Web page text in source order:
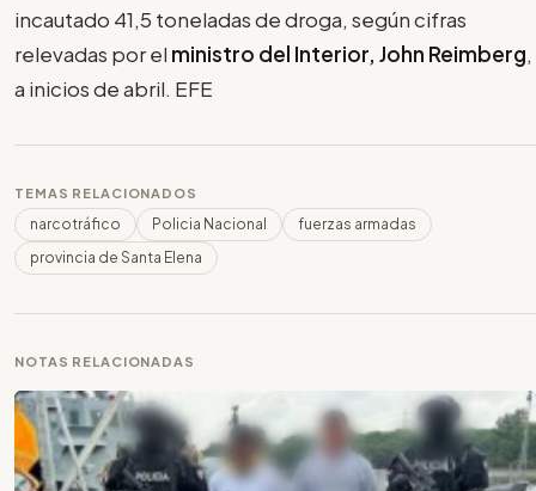
incautado 41,5 toneladas de droga, según cifras
relevadas por el ministro del Interior, John Reimberg,
a inicios de abril. EFE
TEMAS RELACIONADOS
narcotráfico Policia Nacional
fuerzas armadas
provincia de Santa Elena
NOTAS RELACIONADAS